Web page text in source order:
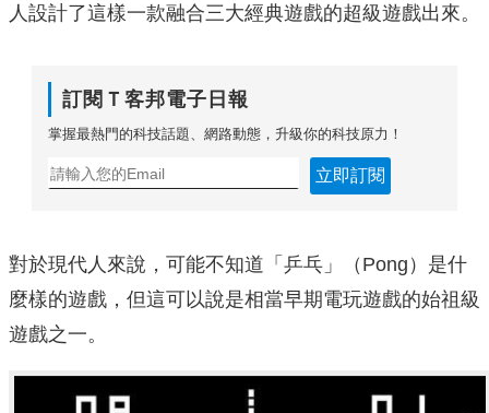
人設計了這樣一款融合三大經典遊戲的超級遊戲出來。
訂閱Ｔ客邦電子日報
掌握最熱門的科技話題、網路動態，升級你的科技原力！
立即訂閱
對於現代人來說，可能不知道「乒乓」（Pong）是什
麼樣的遊戲，但這可以說是相當早期電玩遊戲的始祖級
遊戲之一。